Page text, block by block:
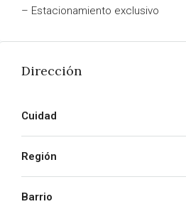
– Estacionamiento exclusivo
Dirección
Cuidad
Región
Barrio